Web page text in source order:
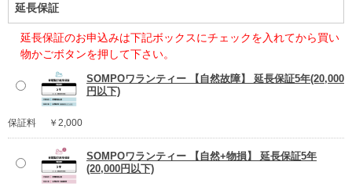
延長保証
延長保証のお申込みは下記ボックスにチェックを入れてから買い
物かごボタンを押して下さい。
SOMPOワランティー 【自然故障】 延長保証5年(20,000
円以下)
保証料 ￥2,000
SOMPOワランティー 【自然+物損】 延長保証5年
(20,000円以下)